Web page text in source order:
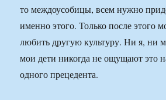
то междоусобицы, всем нужно
именно этого. Только после этого
любить другую культуру. Ни я, ни
мои дети никогда не ощущают это
одного прецедента.